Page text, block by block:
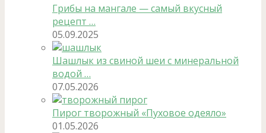
Грибы на мангале — самый вкусный
рецепт …
05.09.2025
Шашлык из свиной шеи с минеральной
водой …
07.05.2026
Пирог творожный «Пуховое одеяло»
01.05.2026